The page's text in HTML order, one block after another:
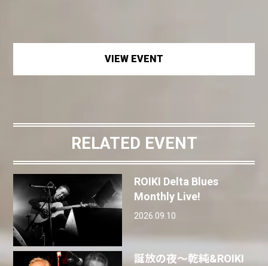
VIEW EVENT
RELATED EVENT
ROIKI Delta Blues
Monthly Live!
2026.09.10
誕放の夜〜乾純&ROIKI